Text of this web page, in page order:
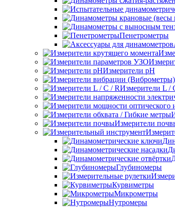
Пенетрометры
Измерители pH
Измерители L /
Измерители
Глубиномеры
Курвиметры
Микрометры
Нутромеры